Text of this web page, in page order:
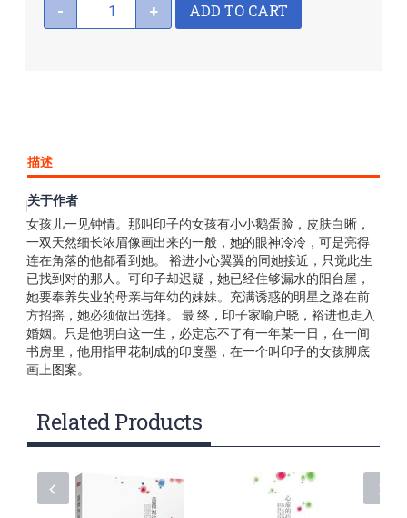
- + ADD TO CART
描述
陈裕进返乡看望外祖父母，在朋友的摄影地对一个“目如寒星”的
女孩儿一见钟情。那叫印子的女孩有小小鹅蛋脸，皮肤白晰，
一双天然细长浓眉像画出来的一般，她的眼神冷冷，可是亮得
连在角落的他都看到她。 裕进小心翼翼的同她接近，只觉此生
已找到对的那人。可印子却迟疑，她已经住够漏水的阳台屋，
她要奉养失业的母亲与年幼的妹妹。充满诱惑的明星之路在前
方招摇，她必须做出选择。 最 终，印子家喻户晓，裕进也走入
婚姻。只是他明白这一生，必定忘不了有一年某一日，在一间
书房里，他用指甲花制成的印度墨，在一个叫印子的女孩脚底
画上图案。
关于作者
Related Products